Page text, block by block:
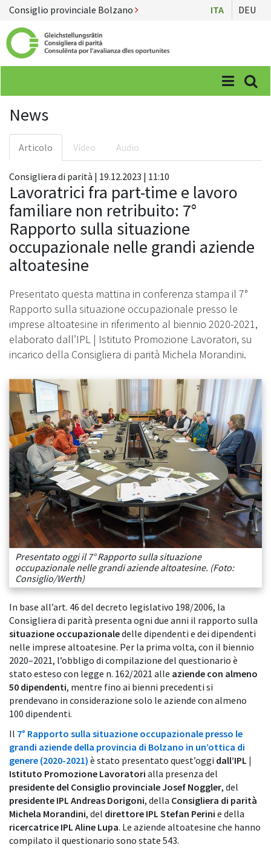
Consiglio provinciale Bolzano ITA DEU
Menü
News
Articolo Video Audio
Consigliera di parità | 19.12.2023 | 11:10
Lavoratrici fra part-time e lavoro
familiare non retribuito: 7°
Rapporto sulla situazione
occupazionale nelle grandi aziende
altoatesine
Presentato questa mattina in conferenza stampa il 7°
Rapporto sulla situazione occupazionale presso le
imprese altoatesine in riferimento al biennio 2020-2021,
elaborato dall’IPL | Istituto Promozione Lavoratori, su
incarico della Consigliera di parità Michela Morandini.
Presentato oggi il 7° Rapporto sulla situazione
occupazionale nelle grandi aziende altoatesine. (Foto:
Consiglio/Werth)
In base all’art. 46 del decreto legislativo 198/2006, la
Consigliera di parità presenta ogni due anni il rapporto sulla
situazione occupazionaledelle dipendenti e dei dipendenti
nelle imprese altoatesine. Per la prima volta, con il biennio
2020–2021, l’obbligo di compilazione del questionario è
stato esteso con legge n. 162/2021 alle aziende con almeno
50 dipendenti, mentre fino ai bienni precedenti si
prendevano in considerazione solo le aziende con almeno
100 dipendenti.
Il 7° Rapporto sulla situazione occupazionale presso le
grandi aziende della provincia di Bolzano in un’ottica di
genere (2020-2021) è stato presentato quest’oggi dall’IPL |
Istituto Promozione Lavoratori alla presenza del
presidente del Consiglio provinciale Josef Noggler, del
presidente IPL Andreas Dorigoni, della Consigliera di parità
Michela Morandini, del direttore IPL Stefan Perini e della
ricercatrice IPL Aline Lupa. Le aziende altoatesine che hanno
compilato il questionario sono state 543.